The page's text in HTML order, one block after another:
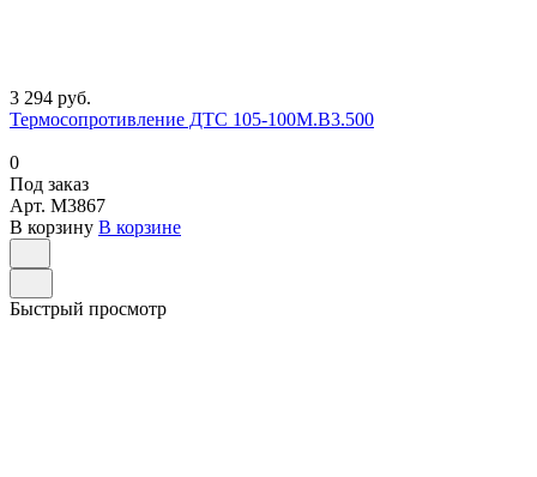
3 294 руб.
Термосопротивление ДТС 105-100М.В3.500
0
Под заказ
Арт. M3867
В корзину В корзине
Быстрый просмотр